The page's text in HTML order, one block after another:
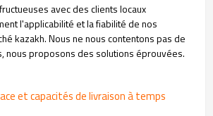
avec des clients locaux
l'applicabilité et la fiabilité de nos
kazakh. Nous ne nous contentons pas de
nous proposons des solutions éprouvées.
et capacités de livraison à temps